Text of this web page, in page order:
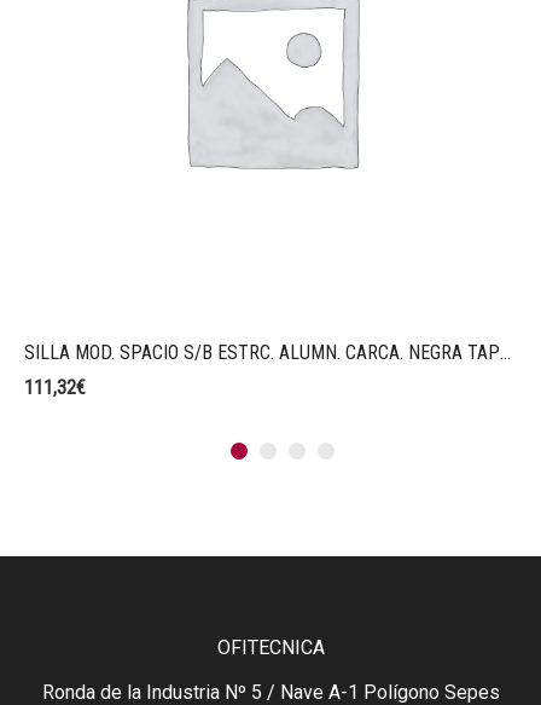
SILLA MOD. SPACIO S/B ESTRC. ALUMN. CARCA. NEGRA TAPZIADO NEGRO
111,32€
OFITECNICA
Ronda de la Industria Nº 5 / Nave A-1 Polígono Sepes